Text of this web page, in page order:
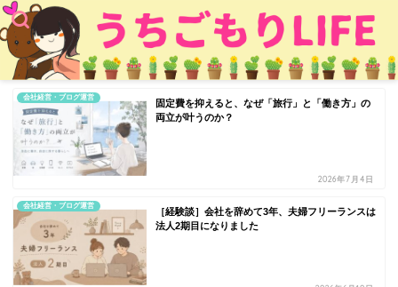
会社経営・ブログ運営
固定費を抑えると、なぜ「旅行」と「働き方」の
両立が叶うのか？
2026年7月4日
会社経営・ブログ運営
［経験談］会社を辞めて3年、夫婦フリーランスは
法人2期目になりました